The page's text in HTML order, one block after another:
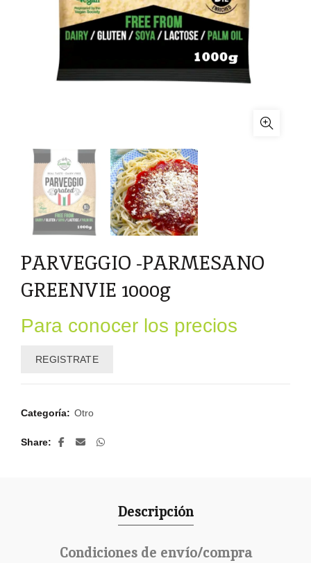
PARVEGGIO -PARMESANO
GREENVIE 1000g
Para conocer los precios
REGISTRATE
Categoría: Otro
Share
Descripción
Condiciones de envío/compra